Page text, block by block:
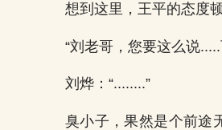
想到这里，王平的态度
“刘老哥，您要这么说
刘烨：“........”
臭小子，果然是个前途